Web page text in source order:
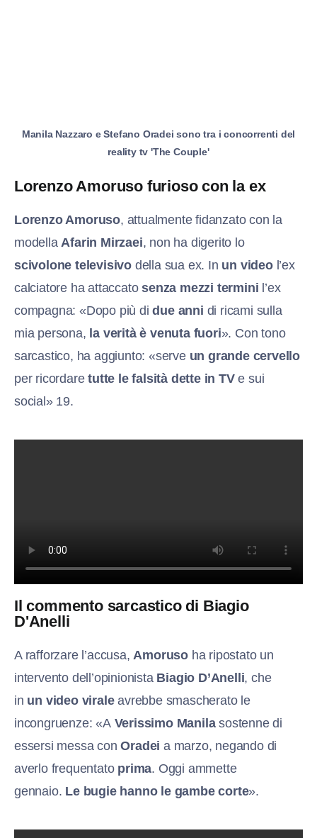
Manila Nazzaro e Stefano Oradei sono tra i concorrenti del
reality tv 'The Couple'
Lorenzo Amoruso furioso con la ex
Lorenzo Amoruso, attualmente fidanzato con la
modella Afarin Mirzaei, non ha digerito lo
scivolone televisivo della sua ex. In un videol’ex
calciatore ha attaccatosenza mezzi termini l’ex
compagna: «Dopo più didue anni di ricami sulla
mia persona, la verità è venuta fuori». Con tono
sarcastico, ha aggiunto: «serve un grande cervello
per ricordaretutte le falsità dette in TVe sui
social» 19.
Il commento sarcastico di Biagio
D'Anelli
A rafforzare l’accusa, Amoruso ha ripostato un
intervento dell’opinionista Biagio D’Anelli, che
in un video viraleavrebbe smascherato le
incongruenze: «A Verissimo Manilasostenne di
essersi messa conOradei a marzo, negando di
averlo frequentato prima. Oggi ammette
gennaio. Le bugie hanno le gambe corte».